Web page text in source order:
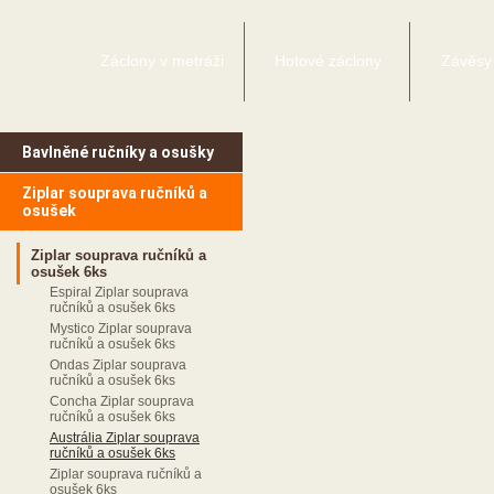
Záclony v metráži Hotové záclony
Bavlněné ručníky a osušky
Ziplar souprava ručníků a
osušek
Ziplar souprava ručníků a
osušek 6ks
Espiral Ziplar souprava
ručníků a osušek 6ks
Mystico Ziplar souprava
ručníků a osušek 6ks
Ondas Ziplar souprava
ručníků a osušek 6ks
Concha Ziplar souprava
ručníků a osušek 6ks
Austrália Ziplar souprava
ručníků a osušek 6ks
Ziplar souprava ručníků a
osušek 6ks